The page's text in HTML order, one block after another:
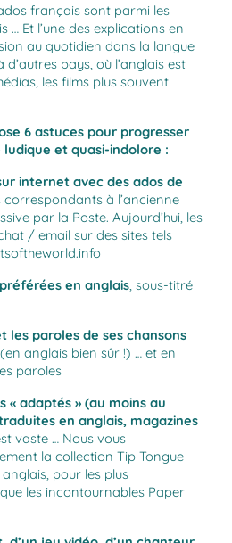
ados français sont parmi les
… Et l’une des explications en
au quotidien dans la langue
pays, où l’anglais est
les films plus souvent
6 astuces pour progresser
et quasi-indolore :
internet avec des ados de
correspondants à l’ancienne
par la Poste. Aujourd’hui, les
/ email sur des sites tels
en anglais, sous-titré
les paroles de ses chansons
anglais bien sûr !) … et en
paroles
« adaptés » (au moins au
en anglais, magazines
vaste … Nous vous
la collection Tip Tongue
pour les plus
les incontournables Paper